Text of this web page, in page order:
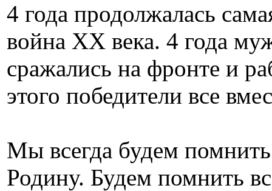
4 года продолжалась
война ХХ века. 4 года
сражались на фронте и
этого победители все
Мы всегда будем
Родину. Будем помнить